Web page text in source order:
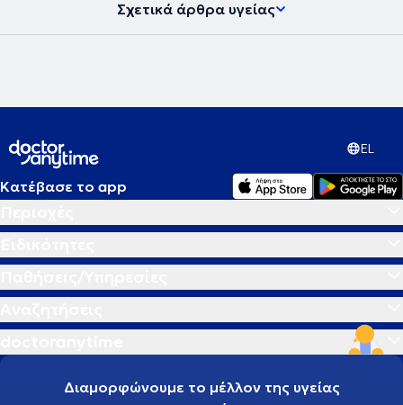
Σχετικά άρθρα υγείας
EL
Κατέβασε το app
Διαμορφώνουμε το μέλλον της υγείας